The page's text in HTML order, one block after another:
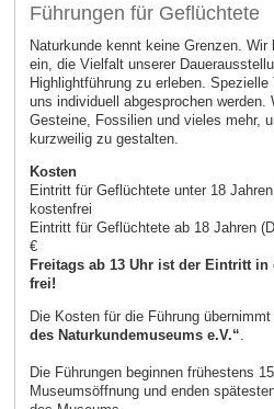
Führungen für Geflüchtete
Naturkunde kennt keine Grenzen.
ein, die Vielfalt unserer
Highlightführung zu erleben.
uns individuell abgesprochen werden.
Gesteine, Fossilien und vieles mehr,
kurzweilig zu gestalten.
Kosten
Eintritt für Geflüchtete unter 18
kostenfrei
Eintritt für Geflüchtete ab 18
€
Freitags ab 13 Uhr ist der Eintritt
frei!
Die Kosten für die Führung übernimmt
des Naturkundemuseums e.V.“.
Die Führungen beginnen frühestens
Museumsöffnung und enden